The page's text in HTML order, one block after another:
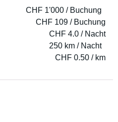
CHF 1'000 / Buchung
CHF 109 / Buchung
CHF 4.0 / Nacht
250 km / Nacht
CHF 0.50 / km